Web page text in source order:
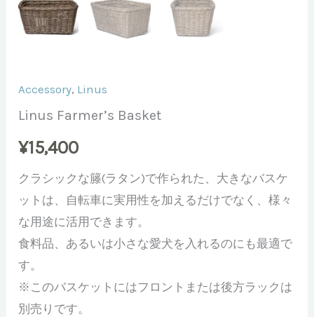
Accessory, Linus
Linus Farmer’s Basket
¥15,400
クラシックな籐(ラタン)で作られた、大きなバスケ
ットは、自転車に実用性を加えるだけでなく、様々
な用途に活用できます。
食料品、あるいは小さな愛犬を入れるのにも最適で
す。
※このバスケットにはフロントまたは後方ラックは
別売りです。